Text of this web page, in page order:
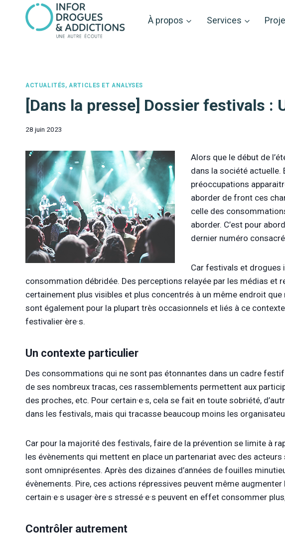
À propos Services
ACTUALITÉS, ARTICLES ET ANALYSES
[Dans la presse] Dossier festivals :
28 juin 2023
Alors que le début de
dans la société actuelle.
préoccupations
aborder de front ces
celle des
aborder. C’est pour
dernier numéro
Car festivals et drogues
consommation débridée. Des perceptions relayée par les médias et
certainement plus visibles et plus concentrés à un même endroit
sont également pour la plupart très occasionnels et liés à ce
festivalier·ère·s.
Un contexte particulier
Des consommations qui ne sont pas étonnantes dans un cadre
de ses nombreux tracas, ces rassemblements permettent aux
des proches, etc. Pour certain·e·s, cela se fait en toute sobriété,
dans les festivals, mais qui tracasse beaucoup moins les
Car pour la majorité des festivals, faire de la prévention se limite à
les évènements qui mettent en place un partenariat avec des
sont omniprésentes. Après des dizaines d’années de fouilles
évènements. Pire, ces actions répressives peuvent même
certain·e·s usager·ère·s stressé·e·s peuvent en effet consommer
Contrôler autrement